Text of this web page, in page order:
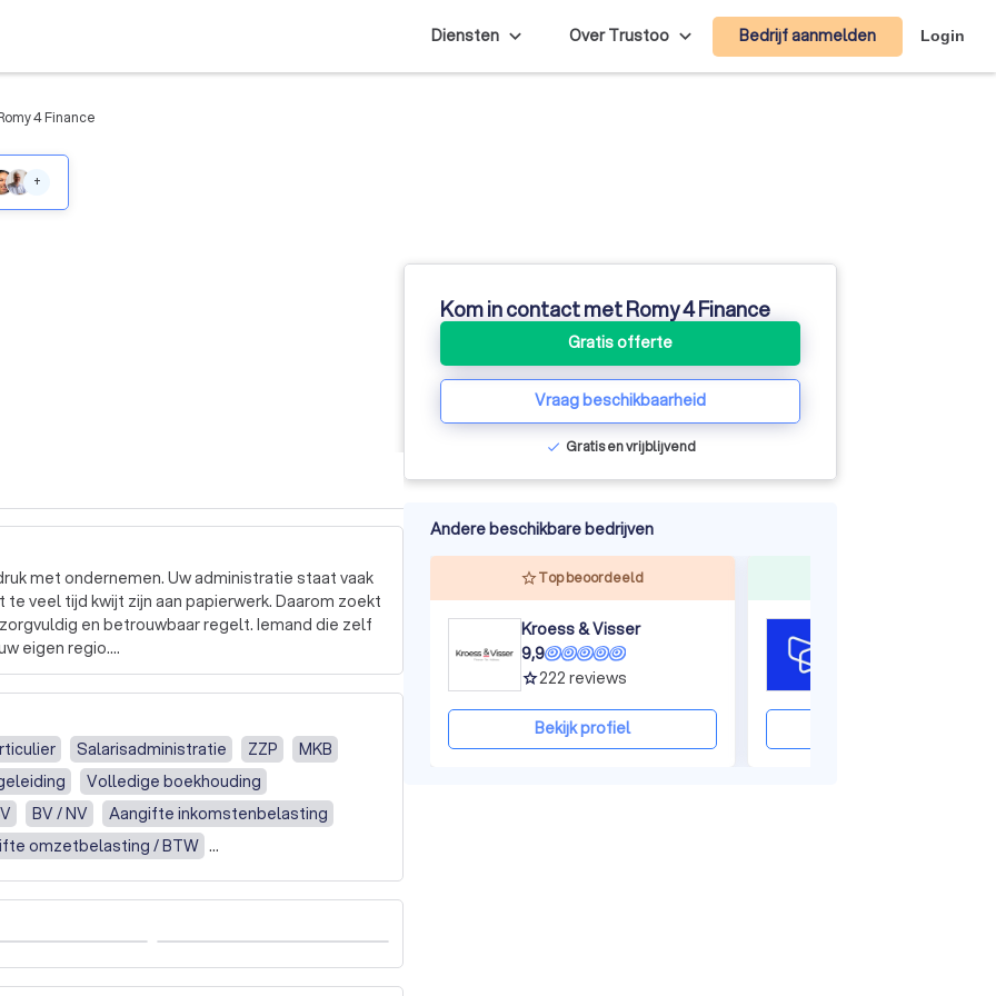
Diensten Over Trustoo Bedrijf aanmelden Login
4 Finance
+
met ondernemen. Uw administratie staat vaak
veel tijd kwijt zijn aan papierwerk. Daarom zoekt
en betrouwbaar regelt. Iemand die zelf
eigen regio.
zijn. Hij moet snel en flexibel op uw wensen
een scherp tarief.
ideale partner voor ZZP, agrarische sector,
uit de wijde omgeving van Rotterdam-
en startende ondernemers kunnen bij ons
administratie
Salarisadministratie ZZP
MKB
Volledige boekhouding
BV / NV
Aangifte inkomstenbelasting
omzetbelasting / BTW
overig
(audit) of -verklaring
(payroll)
Kom in contact met Romy 4 Finance
Gratis offerte
Vraag beschikbaarheid
check Gratis en vrijblijvend
Andere beschikbare bedrijven
Top beoordeeld
Kroess & Visser
9,9
grade222 reviews
Bekijk profiel